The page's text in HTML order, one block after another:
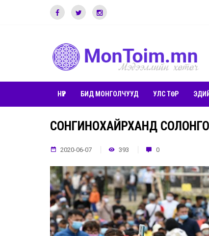
НҮҮР БИД МОНГОЛЧУУД УЛС ТӨР
СОНГИНОХАЙРХАНД
2020-06-07 393 0